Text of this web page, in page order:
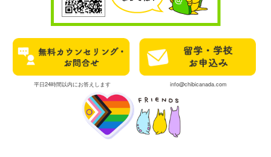
平日24時間以内にお答えします info@chibicanada.com